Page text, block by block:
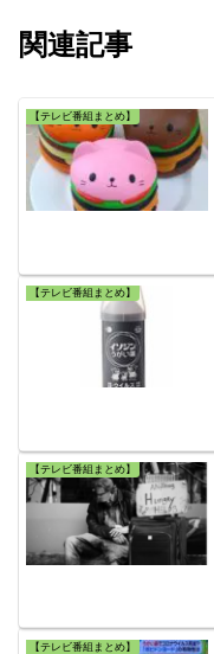
関連記事
【テレビ番組まとめ】
【テレビ番組まとめ】
【テレビ番組まとめ】
【テレビ番組まとめ】